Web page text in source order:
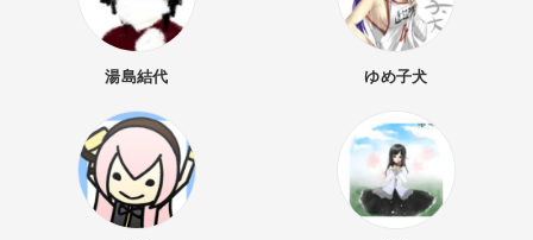
湯島結代 ゆめ子犬